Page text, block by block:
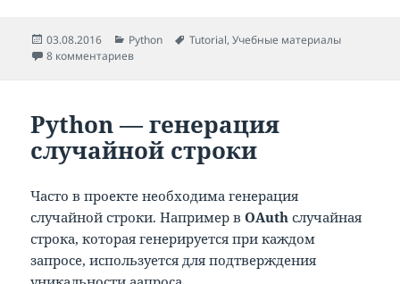
Опубликовано
03.08.2016 Рубрики
Python Метки
Tutorial,Учебные материалы
8 комментариевк записи Язык программирования Python за 10
Python — генерация
случайной строки
Часто в проекте необходима генерация
случайной строки. Например вOAuth случайная
строка, которая генерируется при каждом
запросе, используется для подтверждения